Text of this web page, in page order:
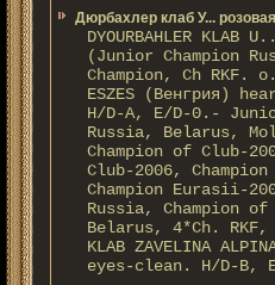
Дюрбахлер клаб У...
DYOURBAHLER
(Junior Champion
Champion, Ch RKF. о.
ESZES (Венгрия)
H/D-A, E/D-0.-
Russia, Belarus,
Champion of Club-
Club-2006,
Champion Eurasii-
Russia, Champion
Belarus, 4*Ch. RKF,
KLAB ZAVELINA
eyes-clean. H/D-В,